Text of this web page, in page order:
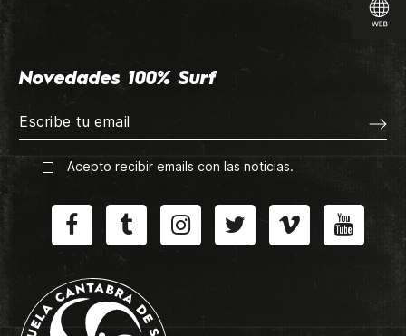
Novedades 100% Surf
Acepto recibir emails con las noticias.